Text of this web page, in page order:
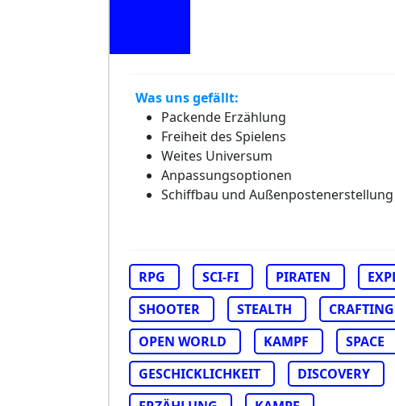
Was uns gefällt:
Packende Erzählung
Freiheit des Spielens
Weites Universum
Anpassungsoptionen
Schiffbau und Außenpostenerstellung
RPG SCI-FI PIRATEN
SHOOTER
STEALTH
CRAFTING
OPEN WORLD
KAMPF
SPACE
GESCHICKLICHKEIT
DISCOVERY